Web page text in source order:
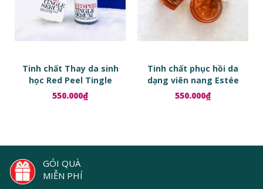
Tinh chất Thay da sinh
học Red Peel Tingle
Serum
550.000₫
Tinh chất phục hồi da
dạng viên nang Estée
Lauder Advanced Night
Repair Ampoules
550.000₫
GÓI QUÀ
MIỄN PHÍ